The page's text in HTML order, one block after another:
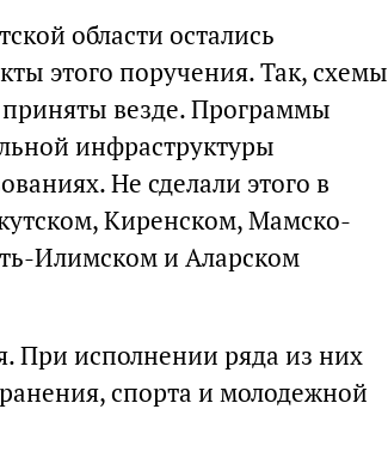
области остались
этого поручения. Так, схемы
везде. Программы
инфраструктуры
Не сделали этого в
Киренском, Мамско-
Илимском и Аларском
При исполнении ряда из них
спорта и молодежной